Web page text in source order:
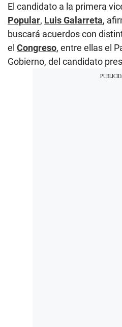
El candidato a la primera
Popular, Luis Galarreta,
buscará acuerdos con
el Congreso, entre ellas el
Gobierno, del candidato